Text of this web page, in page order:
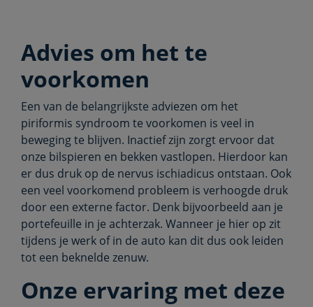
Advies om het te
voorkomen
Een van de belangrijkste adviezen om het
piriformis syndroom te voorkomen is veel in
beweging te blijven. Inactief zijn zorgt ervoor dat
onze bilspieren en bekken vastlopen. Hierdoor kan
er dus druk op de nervus ischiadicus ontstaan. Ook
een veel voorkomend probleem is verhoogde druk
door een externe factor. Denk bijvoorbeeld aan je
portefeuille in je achterzak. Wanneer je hier op zit
tijdens je werk of in de auto kan dit dus ook leiden
tot een beknelde zenuw.
Onze ervaring met deze